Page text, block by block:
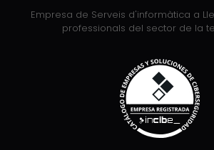
Empresa de Serveis d'informàtica a
professionals del sector de la